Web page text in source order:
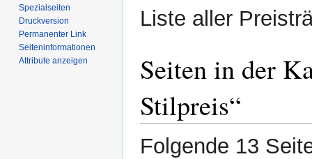
Zur
Navigation
Zur
Suche
Liste aller
Seiten in der
Stilpreis“
Folgende 13
Spezialseiten
Druckversion
Permanenter Link
Seiten­­informationen
Attribute anzeigen